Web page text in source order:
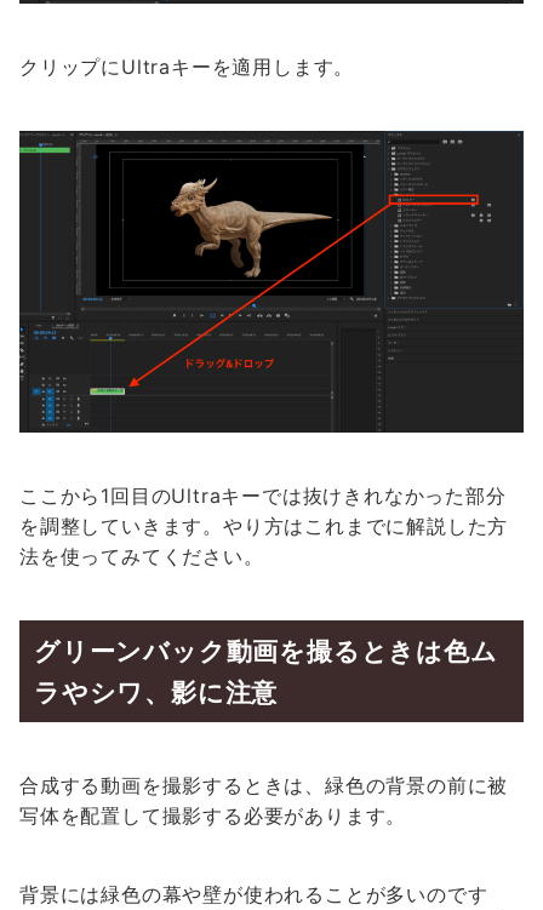
クリップにUltraキーを適用します。
ここから1回目のUltraキーでは抜けきれなかった部分
を調整していきます。やり方はこれまでに解説した方
法を使ってみてください。
グリーンバック動画を撮るときは色ム
ラやシワ、影に注意
合成する動画を撮影するときは、緑色の背景の前に被
写体を配置して撮影する必要があります。
背景には緑色の幕や壁が使われることが多いのです